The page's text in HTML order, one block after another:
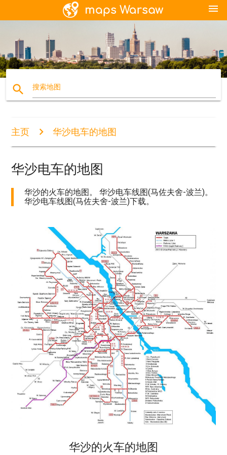
menu
search 搜索地图
主页 华沙电车的地图
华沙电车的地图
华沙的火车的地图。 华沙电车线图(马佐夫舍-波兰)。
华沙电车线图(马佐夫舍-波兰)下载。
华沙的火车的地图